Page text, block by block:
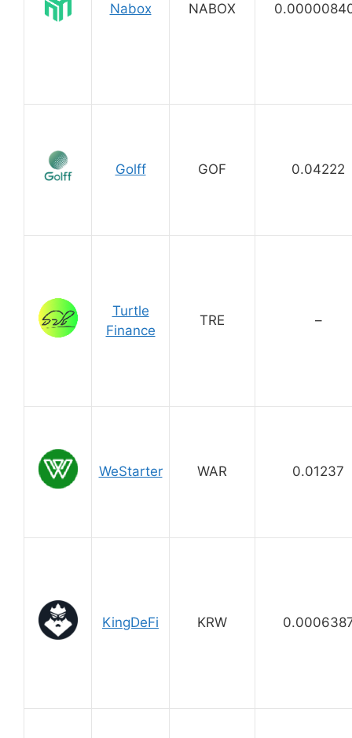
Nabox NABOX
Golff GOF 0.04222
Turtle
Finance
TRE –
WeStarter WAR 0.01237
KingDeFi KRW